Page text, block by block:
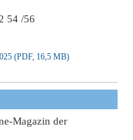
54 /56
(PDF, 16,5 MB)
Magazin der